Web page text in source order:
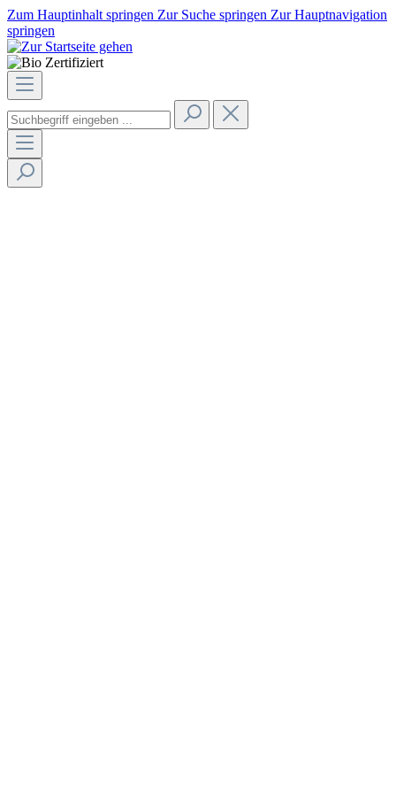
Zum Hauptinhalt springen Zur Suche springen Zur Hauptnavigation
springen